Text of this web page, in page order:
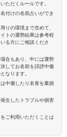
ただくルールです。
付けの名前占いができ
りの環境まで含めて、
トの運勢結果は参考程
る方にご相談くださ
合もあり、中には運勢
してお名前を誹謗中傷
なります。
中傷したり名誉を棄損
生したトラブルや損害
ご利用いただくことは